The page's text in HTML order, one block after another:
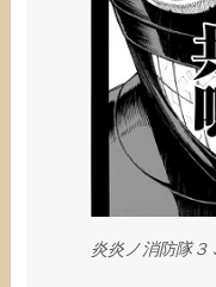
炎炎ノ消防隊